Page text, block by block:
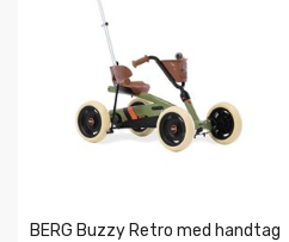
BERG Buzzy Retro med handtag